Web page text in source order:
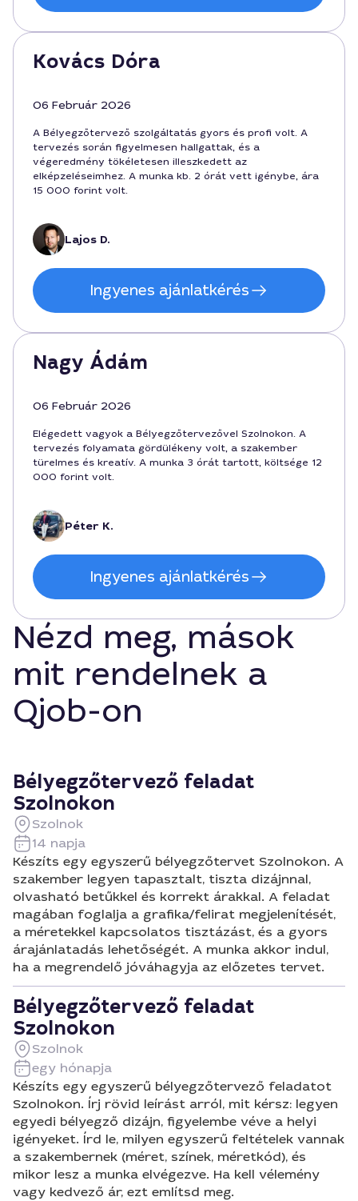
Kovács Dóra
06 Február 2026
A Bélyegzőtervező szolgáltatás gyors és profi volt. A
tervezés során figyelmesen hallgattak, és a
végeredmény tökéletesen illeszkedett az
elképzeléseimhez. A munka kb. 2 órát vett igénybe, ára
15 000 forint volt.
Lajos D.
Ingyenes ajánlatkérés
Nagy Ádám
06 Február 2026
Elégedett vagyok a Bélyegzőtervezővel Szolnokon. A
tervezés folyamata gördülékeny volt, a szakember
türelmes és kreatív. A munka 3 órát tartott, költsége 12
000 forint volt.
Péter K.
Ingyenes ajánlatkérés
Nézd meg, mások
mit rendelnek a
Qjob-on
Bélyegzőtervező feladat
Szolnokon
Szolnok
14 napja
Készíts egy egyszerű bélyegzőtervet Szolnokon. A
szakember legyen tapasztalt, tiszta dizájnnal,
olvasható betűkkel és korrekt árakkal. A feladat
magában foglalja a grafika/felirat megjelenítését,
a méretekkel kapcsolatos tisztázást, és a gyors
árajánlatadás lehetőségét. A munka akkor indul,
ha a megrendelő jóváhagyja az előzetes tervet.
Bélyegzőtervező feladat
Szolnokon
Szolnok
egy hónapja
Készíts egy egyszerű bélyegzőtervező feladatot
Szolnokon. Írj rövid leírást arról, mit kérsz: legyen
egyedi bélyegző dizájn, figyelembe véve a helyi
igényeket. Írd le, milyen egyszerű feltételek vannak
a szakembernek (méret, színek, méretkód), és
mikor lesz a munka elvégezve. Ha kell vélemény
vagy kedvező ár, ezt említsd meg.